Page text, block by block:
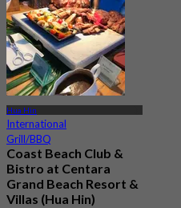
Hua Hin
International
Grill/BBQ
Coast Beach Club &
Bistro at Centara
Grand Beach Resort &
Villas (Hua Hin)